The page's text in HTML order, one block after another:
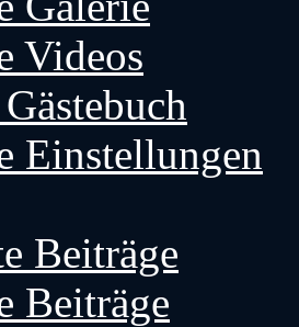
Videos
Einstellungen
Beiträge
Beiträge